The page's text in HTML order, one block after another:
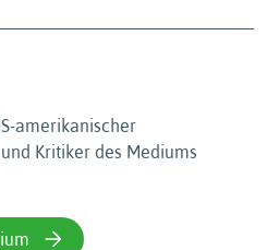
amerikanischer
Kritiker des Mediums